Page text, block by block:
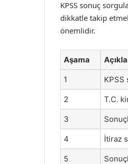
KPSS sonuç
dikkatle takip
önemlidir.
Aşama
1 KPSS
2 T.C.
3
4 İtiraz
5